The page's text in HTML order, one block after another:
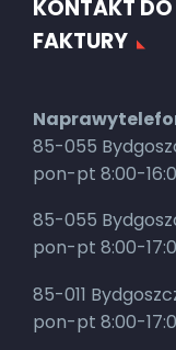
KONTAKT DO
FAKTURY
85-055
pon-pt 8:00-
85-055
pon-pt 8:00-
85-011
pon-pt 8:00-